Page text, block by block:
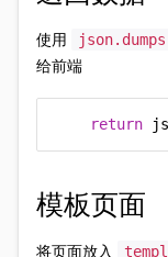
使用 json.dumps
给前端
return
模板页面
将页面放入